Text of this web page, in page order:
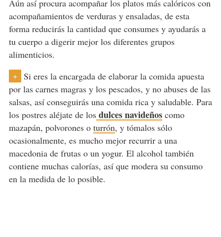
Aún así procura acompañar los platos más calóricos con
acompañamientos de verduras y ensaladas, de esta
forma reducirás la cantidad que consumes y ayudarás a
tu cuerpo a digerir mejor los diferentes grupos
alimenticios.
+
Si eres la encargada de elaborar la comida apuesta
por las carnes magras y los pescados, y no abuses de las
salsas, así conseguirás una comida rica y saludable. Para
los postres aléjate de losdulces navideñoscomo
mazapán, polvorones o turrón, y tómalos sólo
ocasionalmente, es mucho mejor recurrir a una
macedonia de frutas o un yogur. El alcohol también
contiene muchas calorías, así que modera su consumo
en la medida de lo posible.